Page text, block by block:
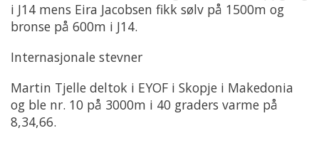
i J14 mens Eira Jacobsen fikk sølv på 1500m og
bronse på 600m i J14.
Internasjonale stevner
Martin Tjelle deltok i EYOF i Skopje i Makedonia
og ble nr. 10 på 3000m i 40 graders varme på
8,34,66.